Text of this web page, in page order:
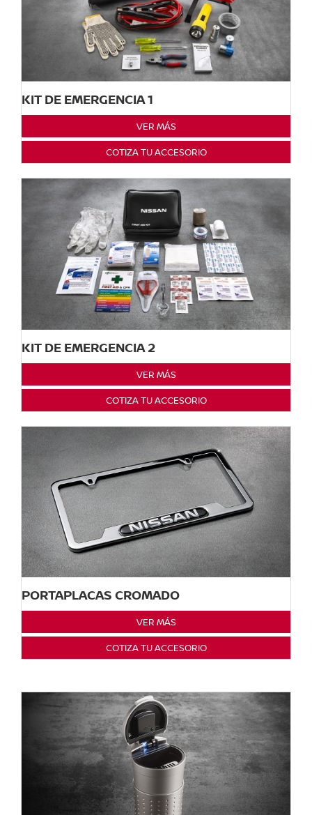
KIT DE EMERGENCIA 1
VER MÁS
COTIZA TU ACCESORIO
KIT DE EMERGENCIA 2
VER MÁS
COTIZA TU ACCESORIO
PORTAPLACAS CROMADO
VER MÁS
COTIZA TU ACCESORIO